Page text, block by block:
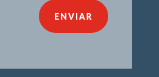
ENVIAR